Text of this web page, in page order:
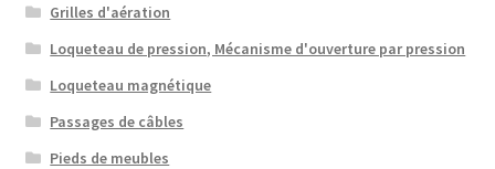
Grilles d'aération
Loqueteau de pression, Mécanisme d'ouverture par pression
Loqueteau magnétique
Passages de câbles
Pieds de meubles